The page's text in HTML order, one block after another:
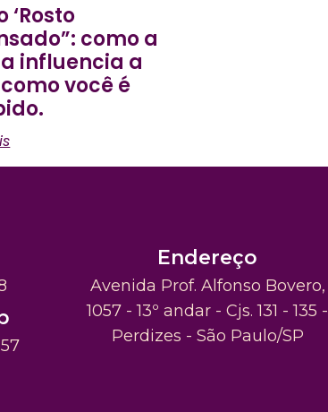
‘Rosto
como a
influencia a
você é
Endereço
Avenida Prof. Alfonso Bovero,
1057 - 13º andar - Cjs. 131 - 135 -
Perdizes - São Paulo/SP